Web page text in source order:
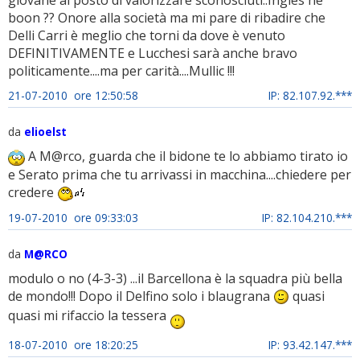
boon ?? Onore alla società ma mi pare di ribadire che
Delli Carri è meglio che torni da dove è venuto
DEFINITIVAMENTE e Lucchesi sarà anche bravo
politicamente....ma per carità....Mullic !!!
21-07-2010 ore 12:50:58 IP: 82.107.92.***
da elioelst
A M@rco, guarda che il bidone te lo abbiamo tirato io
e Serato prima che tu arrivassi in macchina....chiedere per
credere
19-07-2010 ore 09:33:03 IP: 82.104.210.***
da M@RCO
modulo o no (4-3-3) ...il Barcellona è la squadra più bella
de mondo!!! Dopo il Delfino solo i blaugrana
quasi
quasi mi rifaccio la tessera
18-07-2010 ore 18:20:25 IP: 93.42.147.***